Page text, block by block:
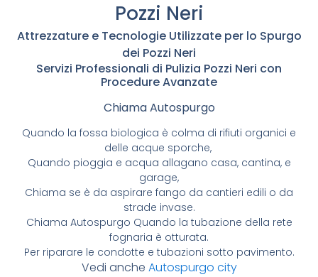
Pozzi Neri
Attrezzature e Tecnologie Utilizzate per lo Spurgo
dei Pozzi Neri
Servizi Professionali di Pulizia Pozzi Neri con
Procedure Avanzate
Chiama Autospurgo
Quando la fossa biologica è colma di rifiuti organici e
delle acque sporche,
Quando pioggia e acqua allagano casa, cantina, e
garage,
Chiama se è da aspirare fango da cantieri edili o da
strade invase.
Chiama Autospurgo Quando la tubazione della rete
fognaria è otturata.
Per riparare le condotte e tubazioni sotto pavimento.
Vedi anche Autospurgo city